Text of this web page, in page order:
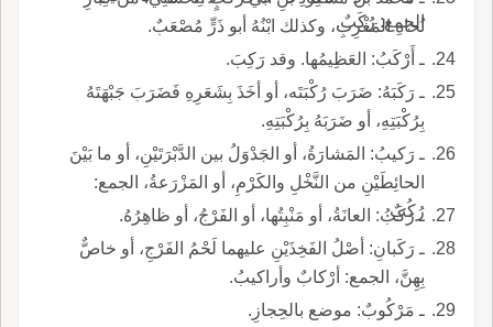
الجمع: رُكَبٌ.
نُحاةِ المَغْرِبِ، وكذلك ابْنُهُ أبو ذَرٍّ مُصْعَبٌ.
ـ أَرْكَبُ: العَظِيمُها. وقد رَكِبَ.
ـ رَكَبَهُ: ضَرَبَ رُكْبَتَه، أو أخَذَ بِشَعَرِهِ فَضَرَبَ جَبْهَتَهُ
بِرُكْبَتِهِ، أو ضَرَبَهُ بِرُكْبَتِهِ.
ـ رَكيبُ: المَشارَةُ، أو الجَدْوَلُ بين الدَّبْرَتَيْنِ، أو ما بَيْنَ
الحائِطَيْنِ من النَّخْلِ والكَرْمِ، أو المَزْرَعةُ، الجمع:
رُكُبٌ.
ـ رَكَبُ: العانَةُ، أو مَنْبِتُها، أو الفَرْجُ، أو ظاهِرُهُ.
ـ رَكَبانِ: أصْلُ الفَخِذَيْنِ عليهما لَحْمُ الفَرْجِ، أو خاصٌّ
بِهِنَّ، الجمع: أرْكابٌ وأراكيبُ.
ـ مَرْكُوبٌ: موضع بالحِجازِ.